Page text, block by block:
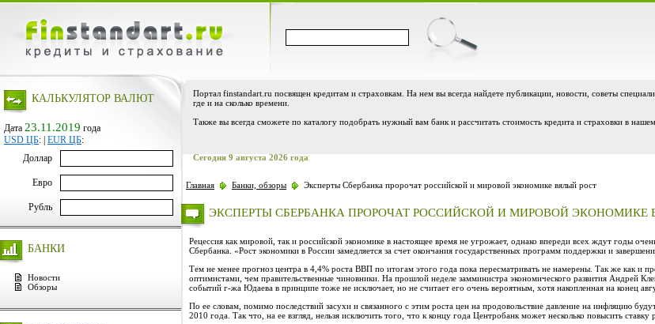
КАЛЬКУЛЯТОР ВАЛЮТ
Дата 23.11.2019 года
USD ЦБ: EUR ЦБ:
Доллар
Евро
Рубль
БАНКИ
Новости
Обзоры
Портал finstandart.ru посвящен кредитам и страховкам. На нем вы всегда найдете публикации, новости, советы
где и на сколько времени.
Также вы всегда сможете по каталогу подобрать нужный вам банк и рассчитать стоимость кредита и страховки в нашем
Сегодня 9 августа 2026 года
Главная Банки, обзоры Эксперты Сбербанка пророчат российской и мировой экономике вялый рост
ЭКСПЕРТЫ СБЕРБАНКА ПРОРОЧАТ РОССИЙСКОЙ И МИРОВОЙ ЭКОНОМИКЕ
Рецессия как мировой, так и российской экономике в настоящее время не угрожает, однако впереди всех ждут годы
Сбербанка. «Рост экономики в России замедляется за счет окончания государственных программ поддержки и
Тем не менее прогноз центра в 4,4% роста ВВП по итогам этого года пока пересматривать не намерены. Так же как
оптимистами, чем правительственные чиновники. На прошлой неделе замминистра экономического развития Андрей
событий г-жа Юдаева в принципе тоже не исключает, но не считает его очень вероятным, хотя накопленная на конец
По ее словам, помимо последствий засухи и связанного с этим роста цен на продовольствие давление на инфляцию
2010 года. Так что, на ее взгляд, нельзя исключить того, что к концу года Центробанк может несколько повысить